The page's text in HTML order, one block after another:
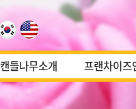
캔들나무소개 프랜차이즈